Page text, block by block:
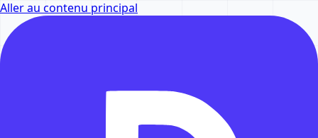
Aller au contenu principal